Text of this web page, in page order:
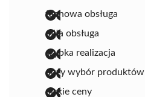
fachowa obsługa
miła obsługa
szybka realizacja
duży wybór produktów
niskie ceny